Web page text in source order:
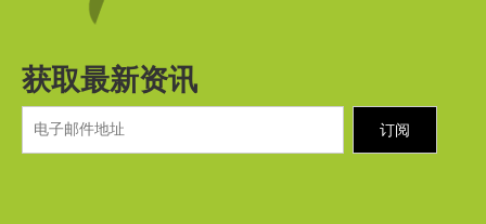
获取最新资讯
订阅